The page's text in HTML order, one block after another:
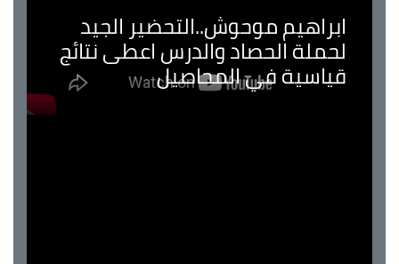
ابراهيم موحوش..التحضير الجيد
لحملة الحصاد والدرس اعطى نتائج
قياسية في المحاصيل